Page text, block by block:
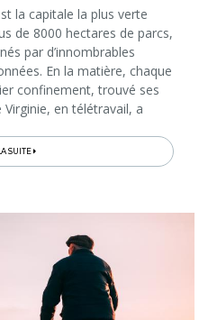
la capitale la plus verte
de 8000 hectares de parcs,
par d’innombrables
En la matière, chaque
confinement, trouvé ses
en télétravail, a
SUITE